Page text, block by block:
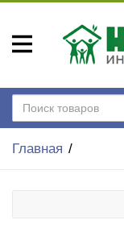
Главная